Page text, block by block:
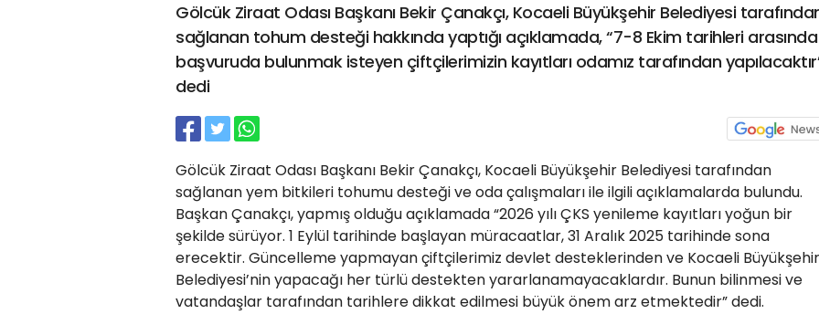
Gölcük Ziraat Odası Başkanı Bekir Çanakçı, Kocaeli Büyükşehir Belediyesi
sağlanan tohum desteği hakkında yaptığı açıklamada, “7-8 Ekim tarihleri arasında
başvuruda bulunmak isteyen çiftçilerimizin kayıtları odamız tarafından
dedi
Gölcük Ziraat Odası Başkanı Bekir Çanakçı, Kocaeli Büyükşehir Belediyesi tarafından
sağlanan yem bitkileri tohumu desteği ve oda çalışmaları ile ilgili açıklamalarda bulundu.
Başkan Çanakçı, yapmış olduğu açıklamada “2026 yılı ÇKS yenileme kayıtları yoğun bir
şekilde sürüyor. 1 Eylül tarihinde başlayan müracaatlar, 31 Aralık 2025 tarihinde sona
erecektir. Güncelleme yapmayan çiftçilerimiz devlet desteklerinden ve Kocaeli Büyükşehir
Belediyesi’nin yapacağı her türlü destekten yararlanamayacaklardır. Bunun bilinmesi ve
vatandaşlar tarafından tarihlere dikkat edilmesi büyük önem arz etmektedir” dedi.